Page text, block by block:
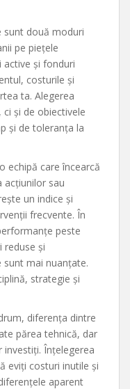
sunt două moduri
pe piețele
și fonduri
costurile și
ta. Alegerea
și de obiectivele
și de toleranța la
echipă care încearcă
acțiunilor sau
un indice și
frecvente. În
peste
reduse și
sunt mai nuanțate.
strategie și
diferența dintre
părea tehnică, dar
Înțelegerea
eviți costuri inutile și
aparent